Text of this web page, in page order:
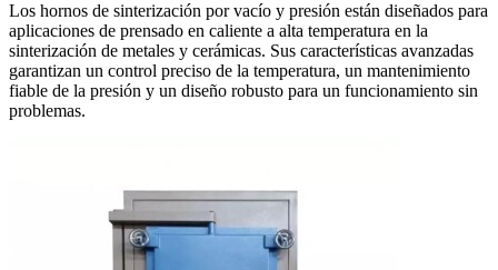
Los hornos de sinterización por vacío y presión están diseñados para
aplicaciones de prensado en caliente a alta temperatura en la
sinterización de metales y cerámicas. Sus características avanzadas
garantizan un control preciso de la temperatura, un mantenimiento
fiable de la presión y un diseño robusto para un funcionamiento sin
problemas.